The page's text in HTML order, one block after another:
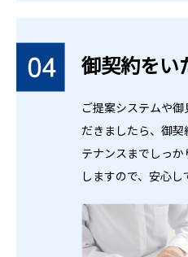
御契約をい
ご提案システムや
だきましたら、御
テナンスまでしっ
しますので、安⼼し